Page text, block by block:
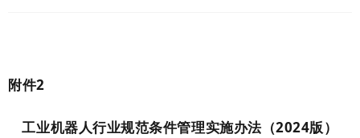
附件2
工业机器人行业规范条件管理实施办法（2024版）